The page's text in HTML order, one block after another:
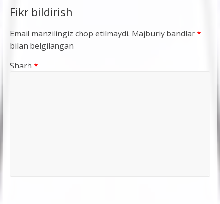
Fikr bildirish
Email manzilingiz chop etilmaydi. Majburiy bandlar*
bilan belgilangan
Sharh *